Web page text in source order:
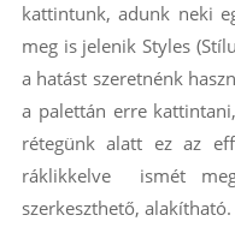
kattintunk, adunk neki
meg is jelenik Styles
a hatást szeretnénk
a palettán erre
rétegünk alatt ez az
ráklikkelve ismét
szerkeszthető, alakítható.